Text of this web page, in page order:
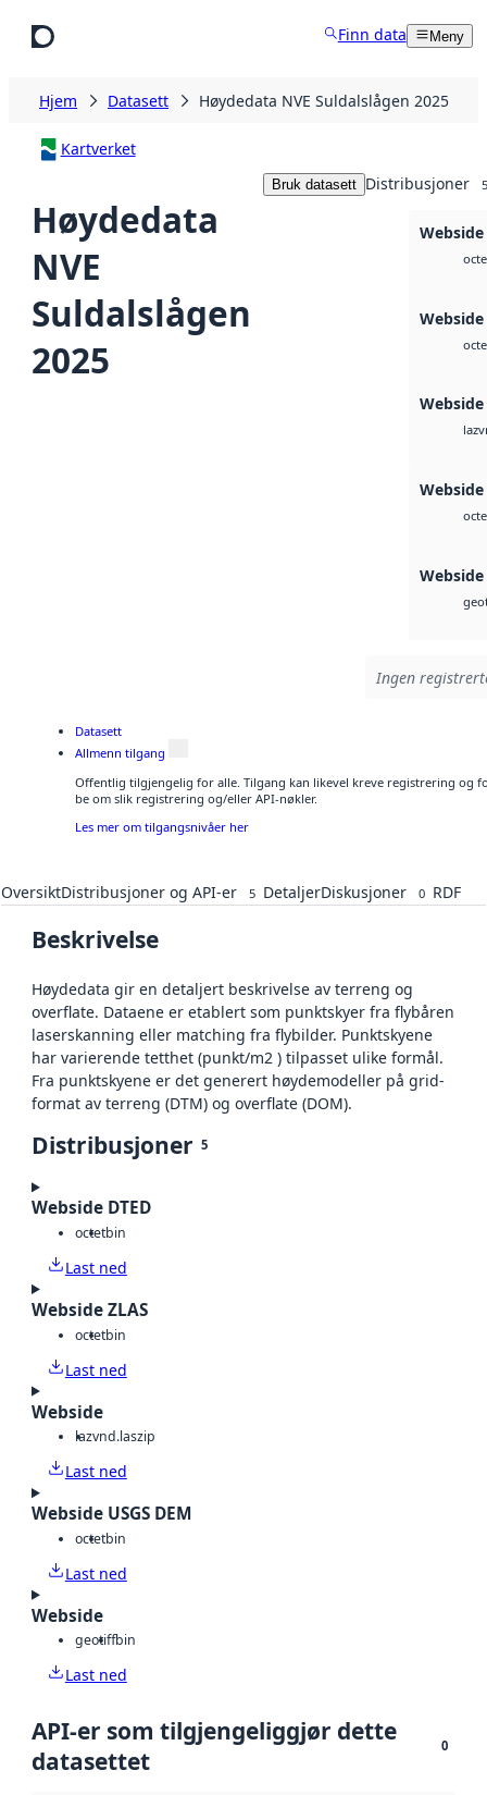
Finn data Meny
Hjem Datasett Høydedata NVE Suldalslågen 2025
Kartverket
Høydedata
NVE
Suldalslågen
2025
Bruk datasett Distribusjoner 5
Webside
Webside
Webside
laz
Webside
Webside
Ingen
Datasett
Allmenn tilgang
Offentlig tilgjengelig for alle. Tilgang kan likevel kreve registrering og
be om slik registrering og/eller API-nøkler.
Les mer om tilgangsnivåer her
OversiktDistribusjoner og API-er 5 DetaljerDiskusjoner 0 RDF
Beskrivelse
Høydedata gir en detaljert beskrivelse av terreng og
overflate. Dataene er etablert som punktskyer fra flybåren
laserskanning eller matching fra flybilder. Punktskyene
har varierende tetthet (punkt/m2 ) tilpasset ulike formål.
Fra punktskyene er det generert høydemodeller på grid-
format av terreng (DTM) og overflate (DOM).
Distribusjoner 5
Webside DTED
octetbin
Last ned
Webside ZLAS
octetbin
Last ned
Webside
lazvnd.laszip
Last ned
Webside USGS DEM
octetbin
Last ned
Webside
geotiffbin
Last ned
API-er som tilgjengeliggjør dette
datasettet
0